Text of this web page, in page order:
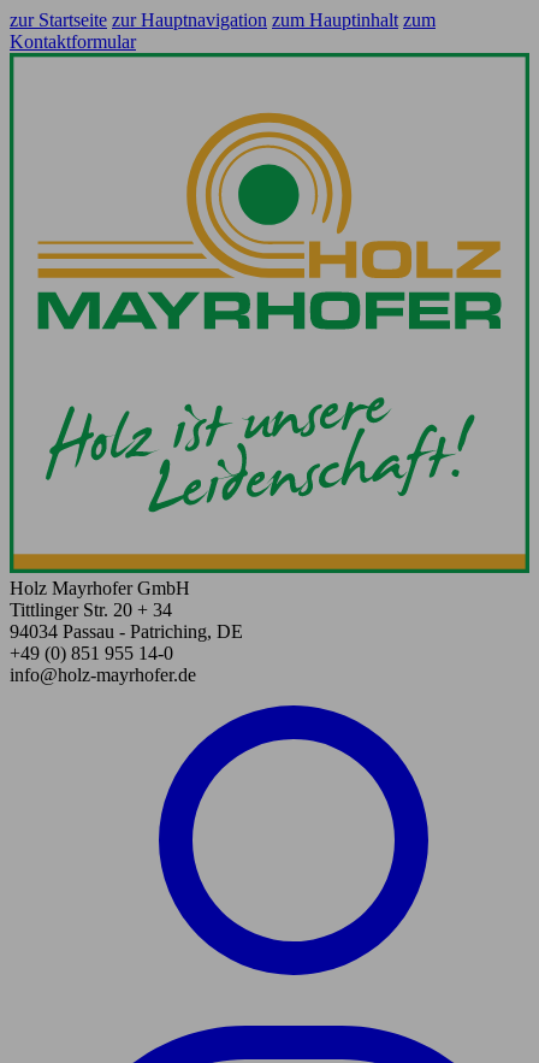
zur Startseite zur Hauptnavigation zum Hauptinhalt zum
Kontaktformular
Holz Mayrhofer GmbH
Tittlinger Str. 20 + 34
94034 Passau - Patriching, DE
+49 (0) 851 955 14-0
info@holz-mayrhofer.de